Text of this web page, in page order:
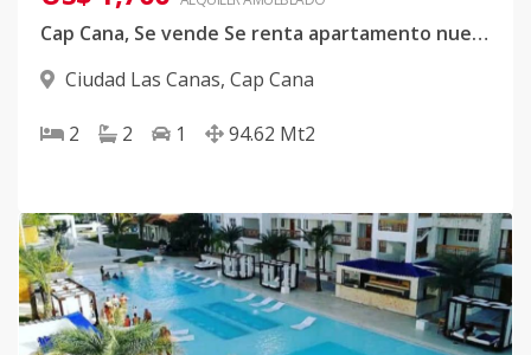
Cap Cana, Se vende Se renta apartamento nuevo
Ciudad Las Canas, Cap Cana
2 2 1 94.62 Mt2